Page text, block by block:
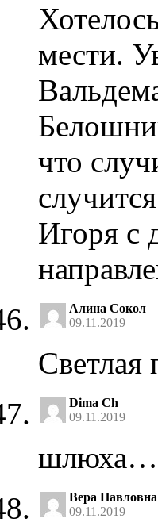
мести.
что
Игоря с
Алина Сокол
09.11.2019
Светлая
Dima Ch
09.11.2019
Вера Павловна
09.11.2019